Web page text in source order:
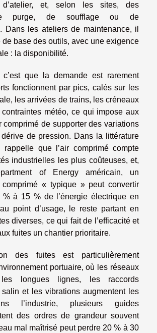
d’atelier, et, selon les sites, des
purge, de soufflage ou de
Dans les ateliers de maintenance, il
de base des outils, avec une exigence
: la disponibilité.
c’est que la demande est rarement
fonctionnent par pics, calés sur les
les arrivées de trains, les créneaux
météo, ce qui impose aux
comprimé de supporter des variations
de pression. Dans la littérature
rappelle que l’air comprimé compte
industrielles les plus coûteuses, et,
of Energy américain, un
comprimé « typique » peut convertir
% à 15 % de l’énergie électrique en
point d’usage, le reste partant en
diverses, ce qui fait de l’efficacité et
fuites un chantier prioritaire.
des fuites est particulièrement
portuaire, où les réseaux
les longues lignes, les raccords
salin et les vibrations augmentent les
l’industrie, plusieurs guides
des ordres de grandeur souvent
mal maîtrisé peut perdre 20 % à 30